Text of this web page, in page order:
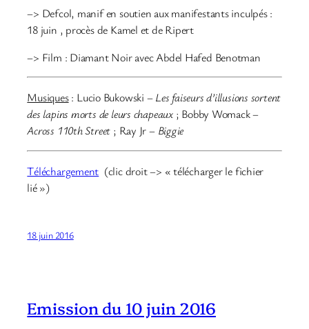
–> Defcol, manif en soutien aux manifestants inculpés :
18 juin , procès de Kamel et de Ripert
–> Film : Diamant Noir avec Abdel Hafed Benotman
Musiques: Lucio Bukowski –Les faiseurs d’illusions sortent
des lapins morts de leurs chapeaux; Bobby Womack –
Across 110th Street ; Ray Jr – Biggie
Téléchargement (clic droit –> « télécharger le fichier
lié »)
18 juin 2016
Emission du 10 juin 2016